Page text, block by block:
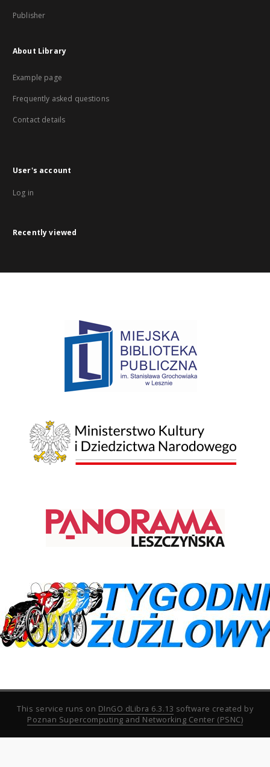
Publisher
About Library
Example page
Frequently asked questions
Contact details
User's account
Log in
Recently viewed
This service runs on DInGO dLibra 6.3.13 software created by
Poznan Supercomputing and Networking Center (PSNC)